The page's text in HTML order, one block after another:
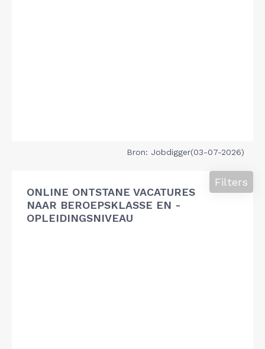
Bron: Jobdigger(03-07-2026)
ONLINE ONTSTANE VACATURES
NAAR BEROEPSKLASSE EN -
OPLEIDINGSNIVEAU
Filters